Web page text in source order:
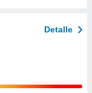
Detalle